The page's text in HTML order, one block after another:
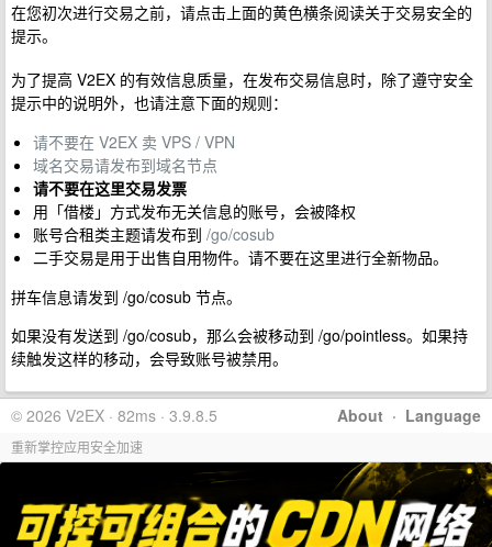
在您初次进行交易之前，请点击上面的黄色横条阅读关于交易安全的
提示。
为了提高 V2EX 的有效信息质量，在发布交易信息时，除了遵守安全
提示中的说明外，也请注意下面的规则：
请不要在 V2EX 卖 VPS / VPN
域名交易请发布到域名节点
请不要在这里交易发票
用「借楼」方式发布无关信息的账号，会被降权
账号合租类主题请发布到 /go/cosub
二手交易是用于出售自用物件。请不要在这里进行全新物品。
拼车信息请发到 /go/cosub 节点。
如果没有发送到 /go/cosub，那么会被移动到 /go/pointless。如果持
续触发这样的移动，会导致账号被禁用。
About · Language
© 2026 V2EX · 82ms · 3.9.8.5
重新掌控应用安全加速